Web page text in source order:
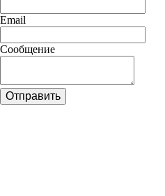
Email
Сообщение